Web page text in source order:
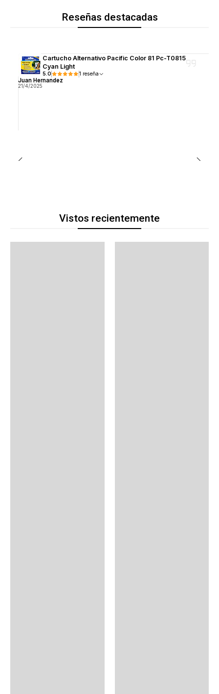
Reseñas destacadas
Cartucho Alternativo Pacific Color 81 Pc-T0815
Cyan Light
5.0 1 reseña
Juan Hernandez
21/4/2025
Vistos recientemente